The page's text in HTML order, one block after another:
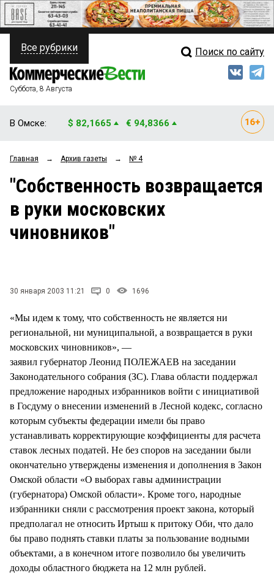
ПОЛИТИКА
ФИНАНСЫ
ОБЩЕСТВО
ЗАКОН
НОВОСТИ КОМПАНИЙ
Свежий выпуск
Рейтинги
Блоги
Все рубрики Поиск по сайту
Суббота, 8 Августа
В Омске: $ 82,1665 € 94,8366
Главная → Архив газеты → № 4
"Собственность возвращается
в руки московских
чиновников"
30 января 2003 11:21 0 1696
«Мы идем к тому, что собственность не является ни
региональной, ни муниципальной, а возвращается в руки
московских чиновников», —
заявил губернатор Леонид ПОЛЕЖАЕВ на заседании
Законодательного собрания (ЗС). Глава области поддержал
предложение народных избранников войти с инициативой
в Госдуму о внесении изменений в Лесной кодекс, согласно
которым субъекты федерации имели бы право
устанавливать корректирующие коэффициенты для расчета
ставок лесных податей. Не без споров на заседании были
окончательно утверждены изменения и дополнения в Закон
Омской области «О выборах гавы администрации
(губернатора) Омской области». Кроме того, народные
избранники сняли с рассмотрения проект закона, который
предполагал не относить Иртыш к притоку Оби, что дало
бы право поднять ставки платы за пользование водными
объектами, а в конечном итоге позволило бы увеличить
доходы областного бюджета на 12 млн рублей.